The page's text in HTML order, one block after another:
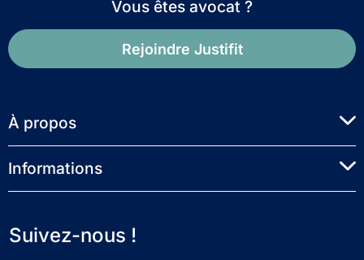
Vous êtes avocat ?
Rejoindre Justifit
À propos
Informations
Suivez-nous !